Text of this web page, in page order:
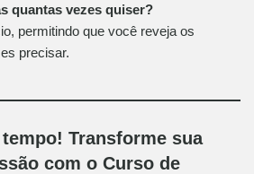
quantas vezes quiser?
permitindo que você reveja os
precisar.
Transforme sua
com o Curso de